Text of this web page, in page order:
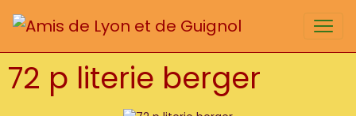
72 p literie berger